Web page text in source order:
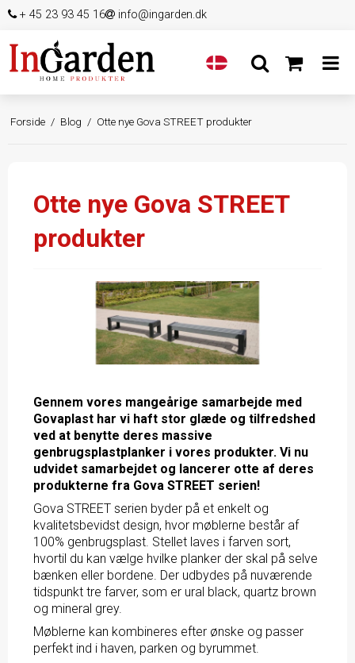
+ 45 23 93 45 16 info@ingarden.dk
Forside / Blog / Otte nye Gova STREET produkter
Otte nye Gova STREET
produkter
Gennem vores mangeårige samarbejde med
Govaplast har vi haft stor glæde og tilfredshed
ved at benytte deres massive
genbrugsplastplanker i vores produkter. Vi nu
udvidet samarbejdet og lancerer otte af deres
produkterne fra Gova STREET serien!
Gova STREET serien byder på et enkelt og
kvalitetsbevidst design, hvor møblerne består af
100% genbrugsplast. Stellet laves i farven sort,
hvortil du kan vælge hvilke planker der skal på selve
bænken eller bordene. Der udbydes på nuværende
tidspunkt tre farver, som er ural black, quartz brown
og mineral grey.
Møblerne kan kombineres efter ønske og passer
perfekt ind i haven, parken og byrummet.